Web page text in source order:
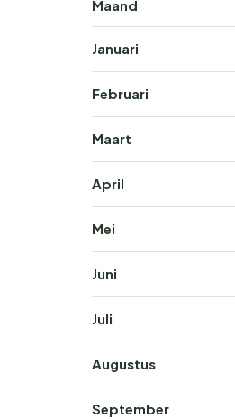
Maand
Januari
Februari
Maart
April
Mei
Juni
Juli
Augustus
September